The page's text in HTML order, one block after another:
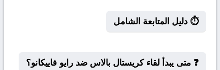
⏱️ دليل المتابعة الشامل
❓ متى يبدأ لقاء كريستال بالاس ضد رايو فاييكانو؟